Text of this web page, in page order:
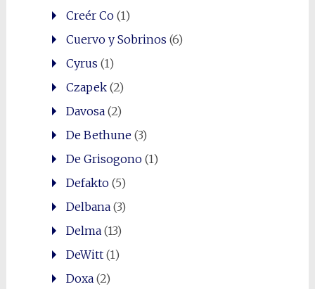
Creér Co(1)
Cuervo y Sobrinos (6)
Cyrus (1)
Czapek(2)
Davosa(2)
De Bethune(3)
De Grisogono(1)
Defakto(5)
Delbana(3)
Delma(13)
DeWitt(1)
Doxa(2)